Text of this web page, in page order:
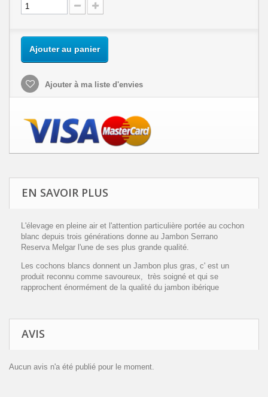
Ajouter au panier
Ajouter à ma liste d'envies
EN SAVOIR PLUS
L'élevage en pleine air et l'attention particulière portée au cochon
blanc depuis trois générations donne au Jambon Serrano
Reserva Melgar l'une de ses plus grande qualité.
Les cochons blancs donnent un Jambon plus gras, c' est un
produit reconnu comme savoureux, très soigné et qui se
rapprochent énormément de la qualité du jambon ibérique
AVIS
Aucun avis n'a été publié pour le moment.